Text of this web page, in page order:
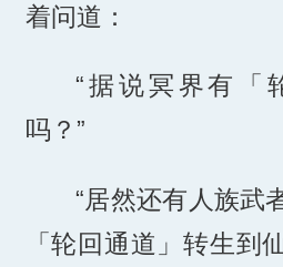
着问道：
“据说冥界有「
吗？”
“居然还有人族武
「轮回通道」转生到